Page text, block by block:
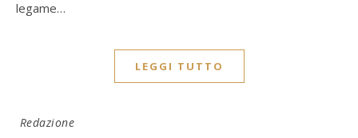
legame…
LEGGI TUTTO
Redazione